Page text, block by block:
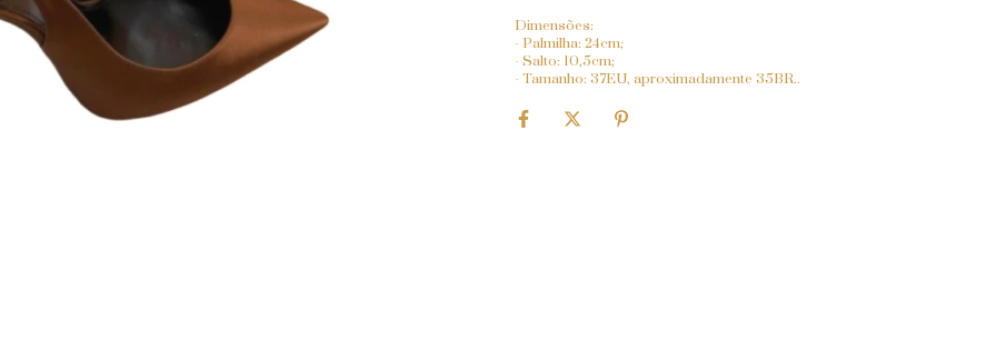
Dimensões:
- Palmilha: 24cm;
- Salto: 10,5cm;
- Tamanho: 37EU, aproximadamente 35BR..